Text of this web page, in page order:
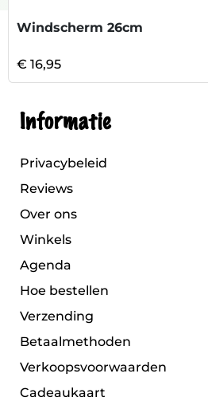
Windscherm 26cm
€ 16,95
Informatie
Privacybeleid
Reviews
Over ons
Winkels
Agenda
Hoe bestellen
Verzending
Betaalmethoden
Verkoopsvoorwaarden
Cadeaukaart